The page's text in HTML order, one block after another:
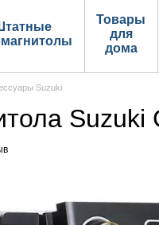
Товары
для
дома
Suzuki
Suzuki